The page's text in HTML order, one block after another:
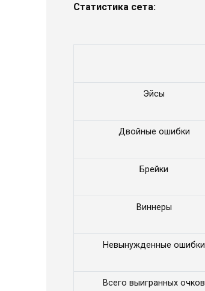
Статистика сета:
Эйсы
Двойные ошибки
Брейки
Виннеры
Невынужденные ошибки
Всего выигранных очков